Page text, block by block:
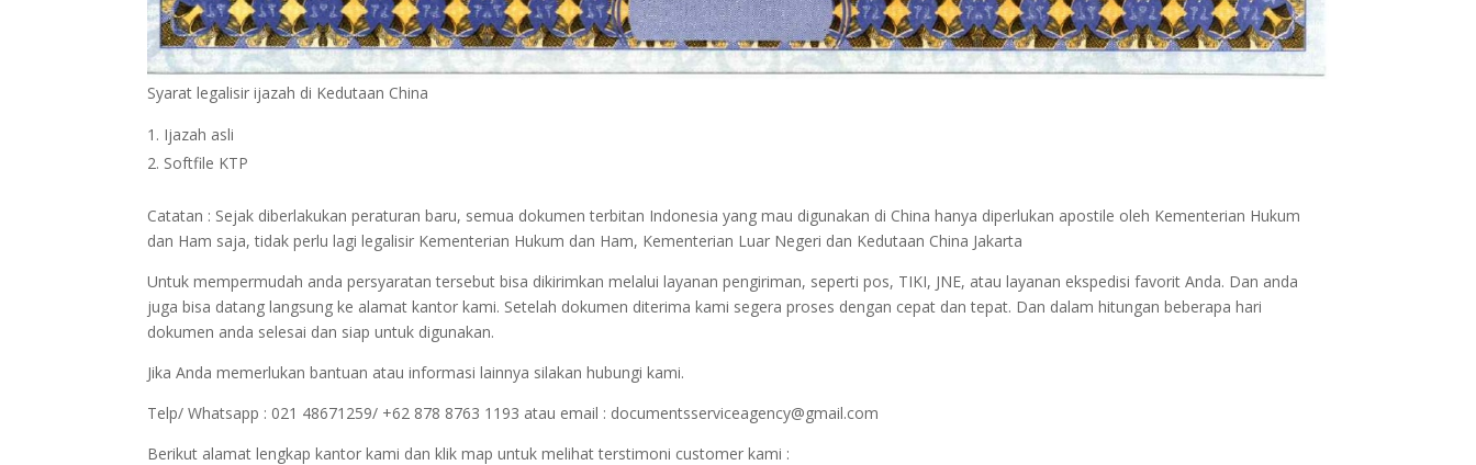
Syarat legalisir ijazah di Kedutaan China
Ijazah asli
Softfile KTP
Catatan : Sejak diberlakukan peraturan baru, semua dokumen terbitan Indonesia yang mau digunakan di China hanya diperlukan apostile oleh Kementerian Hukum
dan Ham saja, tidak perlu lagi legalisir Kementerian Hukum dan Ham, Kementerian Luar Negeri dan Kedutaan China Jakarta
Untuk mempermudah anda persyaratan tersebut bisa dikirimkan melalui layanan pengiriman, seperti pos, TIKI, JNE, atau layanan ekspedisi favorit Anda. Dan anda
juga bisa datang langsung ke alamat kantor kami. Setelah dokumen diterima kami segera proses dengan cepat dan tepat. Dan dalam hitungan beberapa hari
dokumen anda selesai dan siap untuk digunakan.
Jika Anda memerlukan bantuan atau informasi lainnya silakan hubungi kami.
Telp/ Whatsapp : 021 48671259/ +62 878 8763 1193 atau email : documentsserviceagency@gmail.com
Berikut alamat lengkap kantor kami dan klik map untuk melihat terstimoni customer kami :